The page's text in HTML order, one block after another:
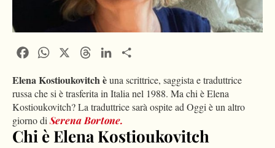
FacebookWhatsApp ThreadsLinkedIn
Elena Kostioukovitch èuna scrittrice, saggista e traduttrice
russa che si è trasferita in Italia nel 1988. Ma chi è Elena
Kostioukovitch? La traduttrice sarà ospite ad Oggi è un altro
giorno diSerena Bortone.
Chi è Elena Kostioukovitch